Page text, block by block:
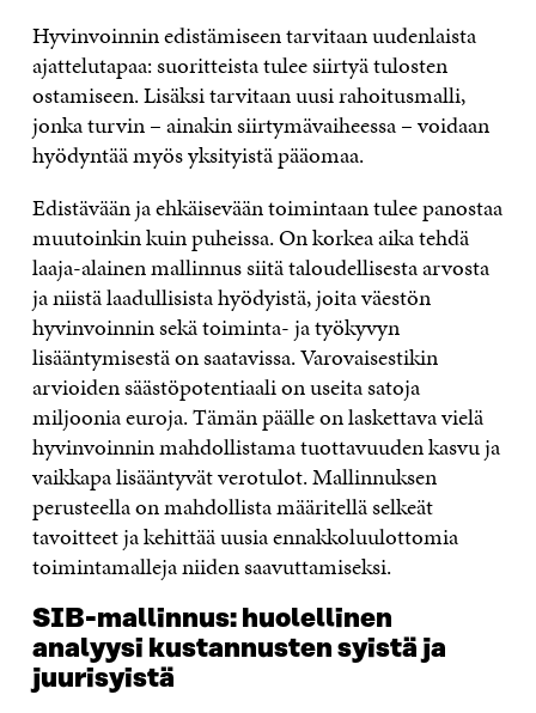
Hyvinvoinnin edistämiseen tarvitaan uudenlaista
ajattelutapaa: suoritteista tulee siirtyä tulosten
ostamiseen. Lisäksi tarvitaan uusi rahoitusmalli,
jonka turvin – ainakin siirtymävaiheessa – voidaan
hyödyntää myös yksityistä pääomaa.
Edistävään ja ehkäisevään toimintaan tulee panostaa
muutoinkin kuin puheissa. On korkea aika tehdä
laaja-alainen mallinnus siitä taloudellisesta arvosta
ja niistä laadullisista hyödyistä, joita väestön
hyvinvoinnin sekä toiminta- ja työkyvyn
lisääntymisestä on saatavissa. Varovaisestikin
arvioiden säästöpotentiaali on useita satoja
miljoonia euroja. Tämän päälle on laskettava vielä
hyvinvoinnin mahdollistama tuottavuuden kasvu ja
vaikkapa lisääntyvät verotulot.Mallinnuksen
perusteella on mahdollista määritellä selkeät
tavoitteet ja kehittää uusia ennakkoluulottomia
toimintamalleja niiden saavuttamiseksi.
SIB-mallinnus: huolellinen
analyysi kustannusten syistä ja
juurisyistä